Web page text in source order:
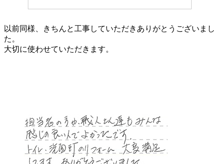
以前同様、きちんと工事していただきありがとうございまし
た。
大切に使わせていただきます。